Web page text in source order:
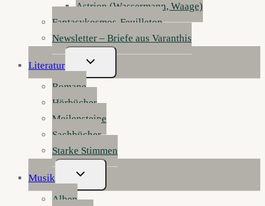
Astrion (Wassermann, Waage)
Fantasykosmos-Feuilleton
Newsletter – Briefe aus Varanthis
Literatur
Untermenü
Umschalten
Romane
Hörbücher
Meilensteine
Sachbücher
Starke Stimmen
Musik
Untermenü
Umschalten
Alben